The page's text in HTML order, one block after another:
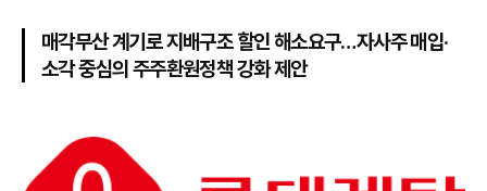
매각무산 계기로 지배구조 할인 해소요구…자사주 매입·
소각 중심의 주주환원정책 강화 제안